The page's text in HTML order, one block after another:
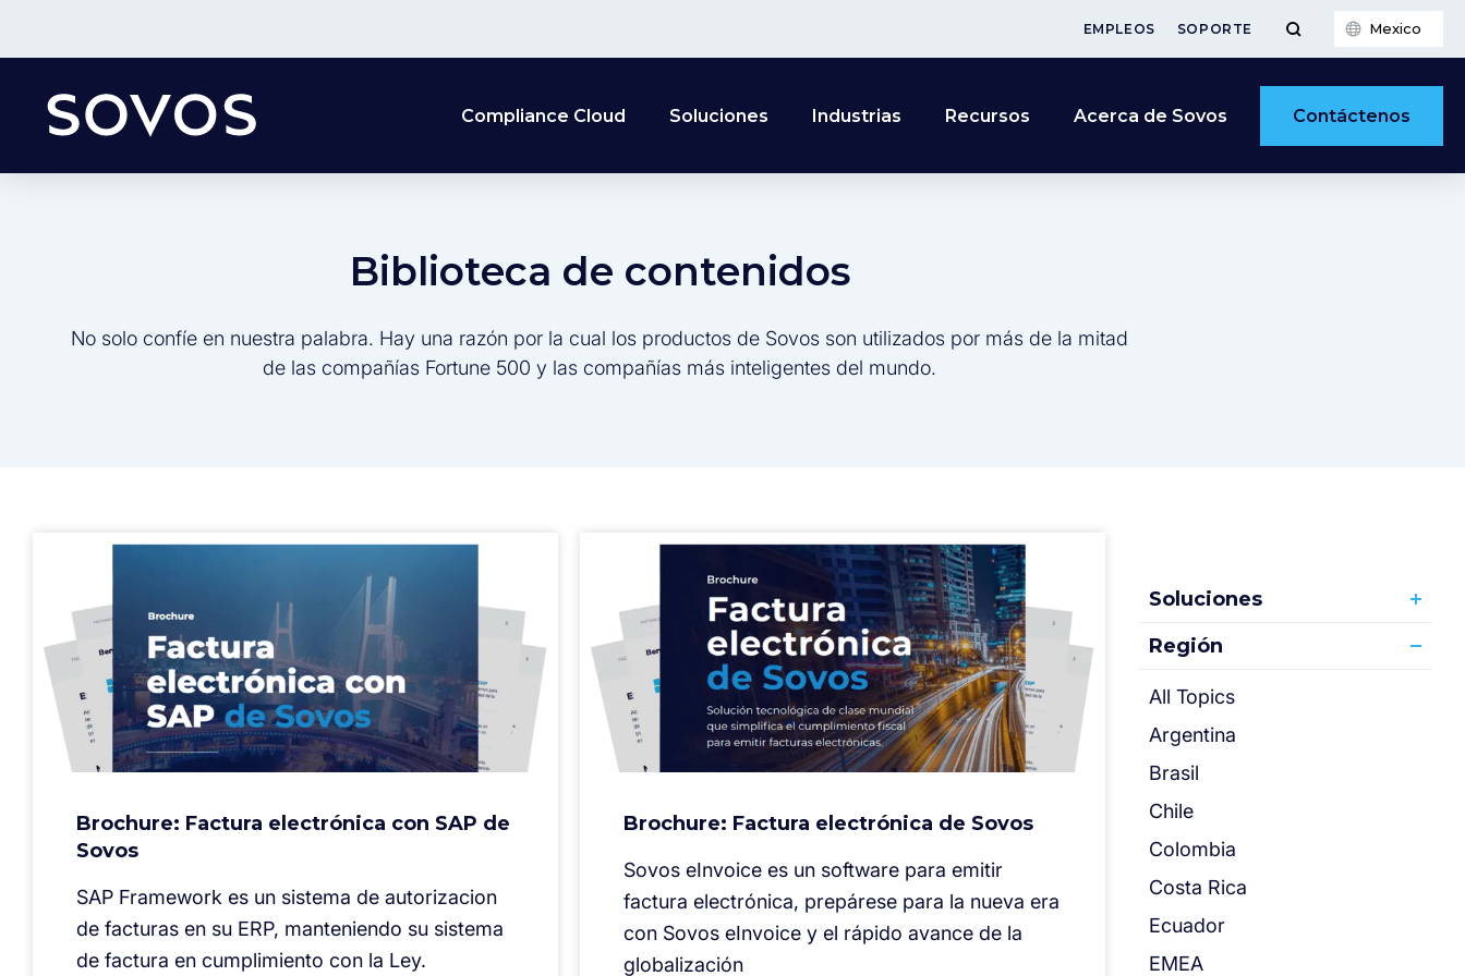
EMPLEOS SOPORTE Mexico
Compliance Cloud Soluciones Industrias Recursos Acerca de Sovos Contáctenos
Biblioteca de contenidos
No solo confíe en nuestra palabra. Hay una razón por la cual los productos de Sovos son utilizados por más de la mitad
de las compañías Fortune 500 y las compañías más inteligentes del mundo.
Soluciones
Región
All Topics
Argentina
Brasil
Chile
Colombia
Costa Rica
Ecuador
EMEA
Brochure: Factura electrónica con SAP de
Sovos
SAP Framework es un sistema de autorizacion
de facturas en su ERP, manteniendo su sistema
de factura en cumplimiento con la Ley.
Brochure: Factura electrónica de Sovos
Sovos eInvoice es un software para emitir
factura electrónica, prepárese para la nueva era
con Sovos eInvoice y el rápido avance de la
globalización